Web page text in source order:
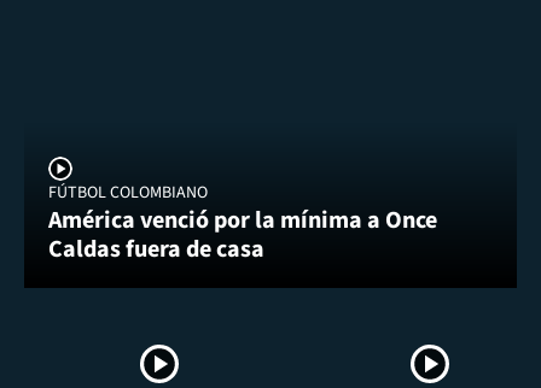
FÚTBOL COLOMBIANO
América venció por la mínima a Once
Caldas fuera de casa